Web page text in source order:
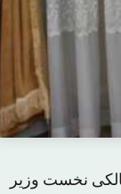
نخست وزیر